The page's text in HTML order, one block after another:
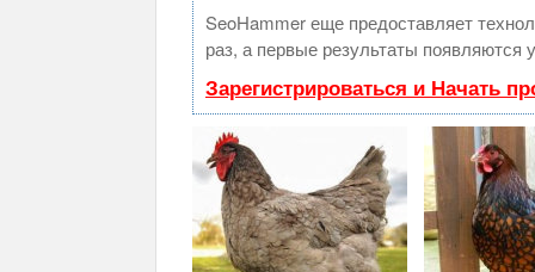
SeoHammer еще предоставляет
раз, а первые результаты появляются
Зарегистрироваться и Начать